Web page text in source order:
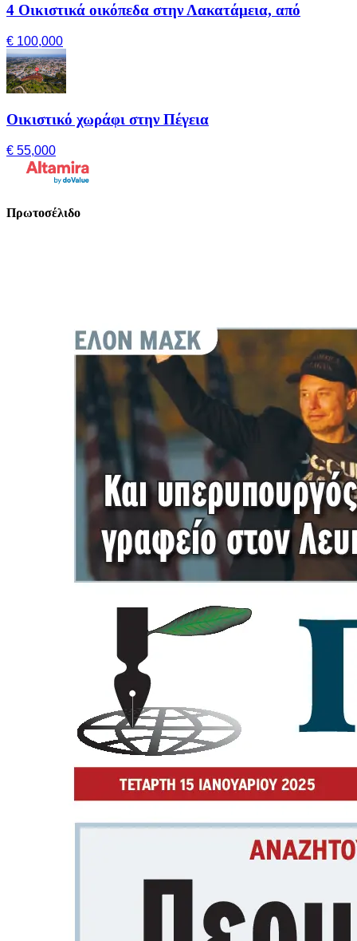
4 Οικιστικά οικόπεδα στην Λακατάμεια, από
€ 100,000
Οικιστικό χωράφι στην Πέγεια
€ 55,000
Πρωτοσέλιδο